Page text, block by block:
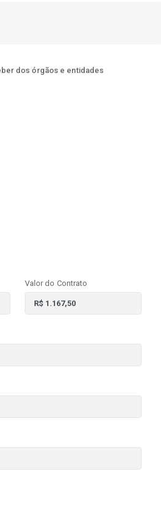
dos órgãos e entidades
Valor do Contrato